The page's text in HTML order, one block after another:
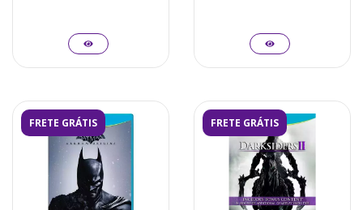
FRETE GRÁTIS FRETE GRÁTIS